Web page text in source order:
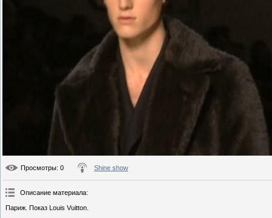
Просмотры: 0 Shine show
Описание материала:
Париж. Показ Louis Vuitton.